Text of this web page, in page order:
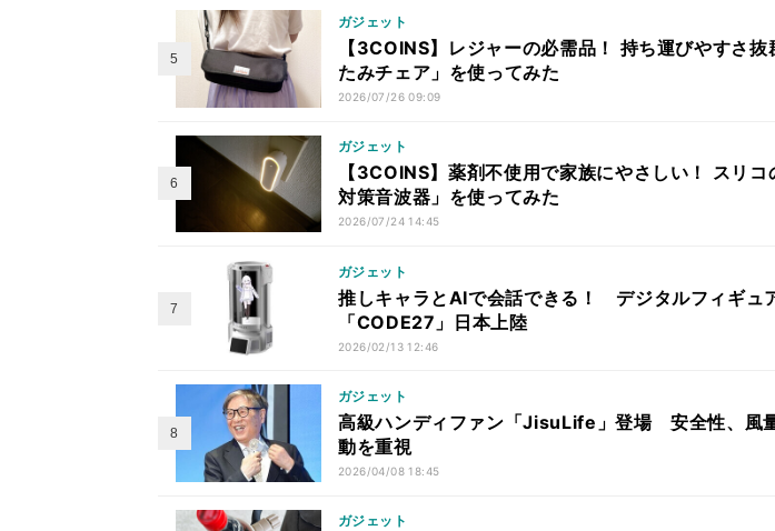
ガジェット
【3COINS】レジャーの必需品！ 持ち運びやすさ
たみチェア」を使ってみた
2026/07/26 09:09
ガジェット
【3COINS】薬剤不使用で家族にやさしい！ スリ
対策音波器」を使ってみた
2026/07/24 14:45
ガジェット
推しキャラとAIで会話できる！ デジタルフィギュ
「CODE27」日本上陸
2026/02/13 12:46
ガジェット
高級ハンディファン「JisuLife」登場 安全性、風
動を重視
2026/04/08 18:45
ガジェット